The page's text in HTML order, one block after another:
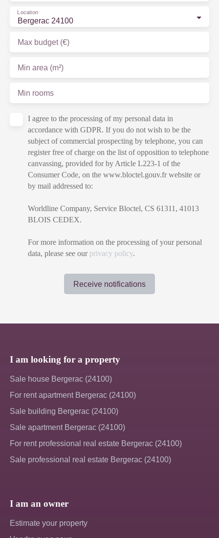
Bergerac 24100
Location
Max budget (€)
Min area (m²)
Min rooms
I agree to the processing of my personal data in
accordance with GDPR. If you do not wish to be the
subject of commercial prospecting by telephone, you can
register free of charge on the list of opposition to telephone
canvassing, provided for by Article L223-1 of the
Consumer Code, on the www.bloctel.gouv.fr website or
by mail addressed to:
Worldline Company, Service Bloctel, CS 61311, 41013
BLOIS CEDEX.
For more information on the processing of your personal
data, please see our privacy policy.
Receive notifications
I am looking for a property
Sale house Bergerac (24100)
For rent apartment Bergerac (24100)
Sale building Bergerac (24100)
Sale apartment Bergerac (24100)
For rent professional real estate Bergerac (24100)
Sale professional real estate Bergerac (24100)
I am an owner
Estimate your property